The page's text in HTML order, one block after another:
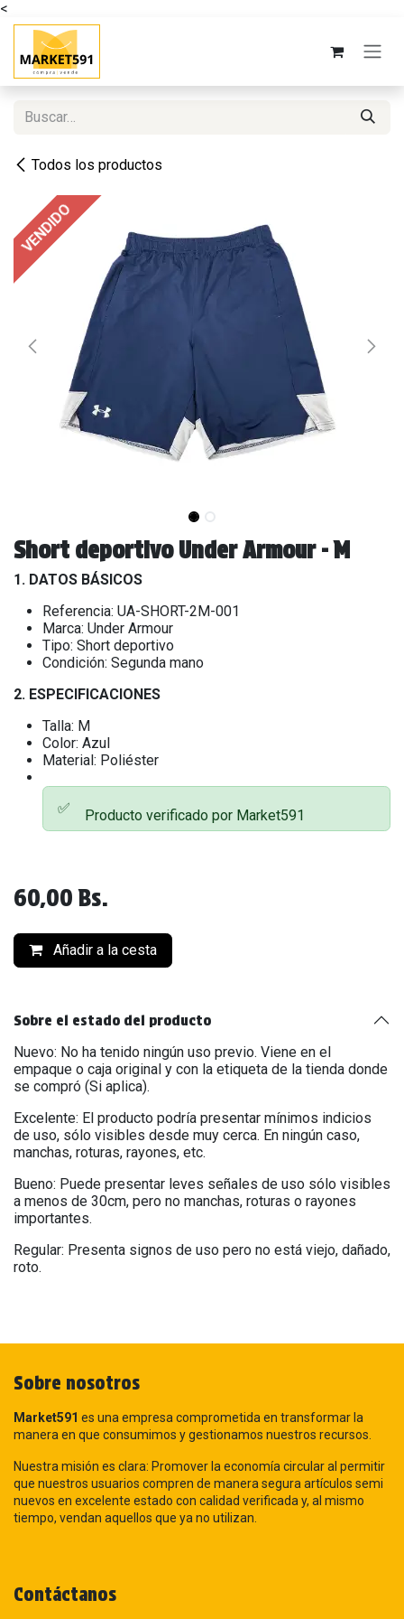
<
Ir al contenido
Todos los productos
VENDIDO
Short deportivo Under Armour - M
1. DATOS BÁSICOS
Referencia: UA-SHORT-2M-001
Marca: Under Armour
Tipo: Short deportivo
Condición: Segunda mano
2. ESPECIFICACIONES
Talla: M
Color: Azul
Material: Poliéster
✅ Producto verificado por Market591
60,00 Bs.
Añadir a la cesta
Sobre el estado del producto
Nuevo: No ha tenido ningún uso previo. Viene en el
empaque o caja original y con la etiqueta de la tienda donde
se compró (Si aplica).
Excelente: El producto podría presentar mínimos indicios
de uso, sólo visibles desde muy cerca. En ningún caso,
manchas, roturas, rayones, etc.
Bueno: Puede presentar leves señales de uso sólo visibles
a menos de 30cm, pero no manchas, roturas o rayones
importantes.
Regular: Presenta signos de uso pero no está viejo, dañado,
roto.
Sobre nosotros
Market591 es una empresa comprometida en transformar la
manera en que consumimos y gestionamos nuestros recursos.
Nuestra misión es clara: Promover la economía circular al permitir
que nuestros usuarios compren de manera segura artículos semi
nuevos en excelente estado con calidad verificada y, al mismo
tiempo, vendan aquellos que ya no utilizan.
Contáctanos